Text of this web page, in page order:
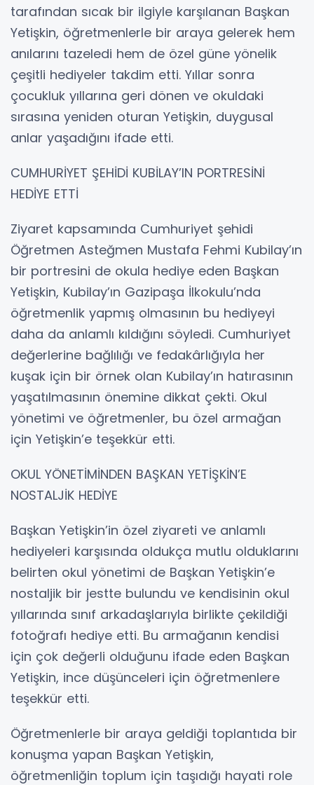
tarafından sıcak bir ilgiyle karşılanan Başkan
Yetişkin, öğretmenlerle bir araya gelerek hem
anılarını tazeledi hem de özel güne yönelik
çeşitli hediyeler takdim etti. Yıllar sonra
çocukluk yıllarına geri dönen ve okuldaki
sırasına yeniden oturan Yetişkin, duygusal
anlar yaşadığını ifade etti.
CUMHURİYET ŞEHİDİ KUBİLAY’IN PORTRESİNİ
HEDİYE ETTİ
Ziyaret kapsamında Cumhuriyet şehidi
Öğretmen Asteğmen Mustafa Fehmi Kubilay’ın
bir portresini de okula hediye eden Başkan
Yetişkin, Kubilay’ın Gazipaşa İlkokulu’nda
öğretmenlik yapmış olmasının bu hediyeyi
daha da anlamlı kıldığını söyledi. Cumhuriyet
değerlerine bağlılığı ve fedakârlığıyla her
kuşak için bir örnek olan Kubilay’ın hatırasının
yaşatılmasının önemine dikkat çekti. Okul
yönetimi ve öğretmenler, bu özel armağan
için Yetişkin’e teşekkür etti.
OKUL YÖNETİMİNDEN BAŞKAN YETİŞKİN’E
NOSTALJİK HEDİYE
Başkan Yetişkin’in özel ziyareti ve anlamlı
hediyeleri karşısında oldukça mutlu olduklarını
belirten okul yönetimi de Başkan Yetişkin’e
nostaljik bir jestte bulundu ve kendisinin okul
yıllarında sınıf arkadaşlarıyla birlikte çekildiği
fotoğrafı hediye etti. Bu armağanın kendisi
için çok değerli olduğunu ifade eden Başkan
Yetişkin, ince düşünceleri için öğretmenlere
teşekkür etti.
Öğretmenlerle bir araya geldiği toplantıda bir
konuşma yapan Başkan Yetişkin,
öğretmenliğin toplum için taşıdığı hayati role